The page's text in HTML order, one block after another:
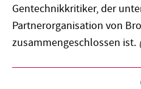
Gentechnikkritiker, der
Partnerorganisation von
zusammengeschlossen ist.